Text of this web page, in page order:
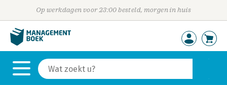
Op werkdagen voor 23:00 besteld, morgen in huis